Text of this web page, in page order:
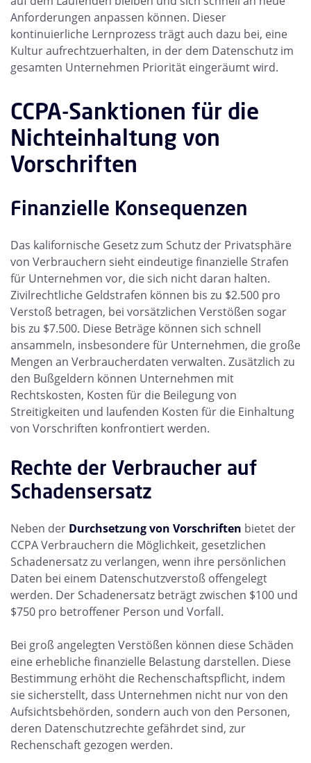
Anforderungen anpassen können. Dieser
kontinuierliche Lernprozess trägt auch dazu bei, eine
Kultur aufrechtzuerhalten, in der dem Datenschutz im
gesamten Unternehmen Priorität eingeräumt wird.
CCPA-Sanktionen für die
Nichteinhaltung von
Vorschriften
Finanzielle Konsequenzen
Das kalifornische Gesetz zum Schutz der Privatsphäre
von Verbrauchern sieht eindeutige finanzielle Strafen
für Unternehmen vor, die sich nicht daran halten.
Zivilrechtliche Geldstrafen können bis zu $2.500 pro
Verstoß betragen, bei vorsätzlichen Verstößen sogar
bis zu $7.500. Diese Beträge können sich schnell
ansammeln, insbesondere für Unternehmen, die große
Mengen an Verbraucherdaten verwalten. Zusätzlich zu
den Bußgeldern können Unternehmen mit
Rechtskosten, Kosten für die Beilegung von
Streitigkeiten und laufenden Kosten für die Einhaltung
von Vorschriften konfrontiert werden.
Rechte der Verbraucher auf
Schadensersatz
Neben der Durchsetzung von Vorschriften bietet der
CCPA Verbrauchern die Möglichkeit, gesetzlichen
Schadenersatz zu verlangen, wenn ihre persönlichen
Daten bei einem Datenschutzverstoß offengelegt
werden. Der Schadenersatz beträgt zwischen $100 und
$750 pro betroffener Person und Vorfall.
Bei groß angelegten Verstößen können diese Schäden
eine erhebliche finanzielle Belastung darstellen. Diese
Bestimmung erhöht die Rechenschaftspflicht, indem
sie sicherstellt, dass Unternehmen nicht nur von den
Aufsichtsbehörden, sondern auch von den Personen,
deren Datenschutzrechte gefährdet sind, zur
Rechenschaft gezogen werden.